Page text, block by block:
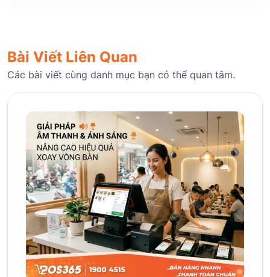
Bài Viết Liên Quan
Các bài viết cùng danh mục bạn có thể quan tâm.